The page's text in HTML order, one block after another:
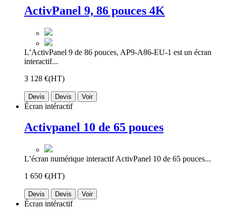
ActivPanel 9, 86 pouces 4K
L’ActivPanel 9 de 86 pouces, AP9-A86-EU-1 est un écran
interactif...
3 128 €(HT)
Devis Devis Voir
Écran intéractif
Activpanel 10 de 65 pouces
L’écran numérique interactif ActivPanel 10 de 65 pouces...
1 650 €(HT)
Devis Devis Voir
Écran intéractif